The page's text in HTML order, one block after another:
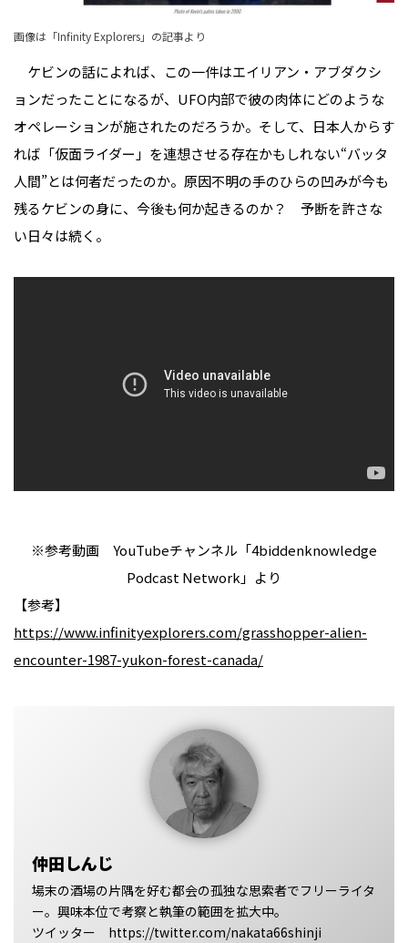
画像は「Infinity Explorers」の記事より
ケビンの話によれば、この一件はエイリアン・アブダクシ
ョンだったことになるが、UFO内部で彼の肉体にどのような
オペレーションが施されたのだろうか。そして、日本人からす
れば「仮面ライダー」を連想させる存在かもしれない“バッタ
人間”とは何者だったのか。原因不明の手のひらの凹みが今も
残るケビンの身に、今後も何か起きるのか？ 予断を許さな
い日々は続く。
※参考動画 YouTubeチャンネル「4biddenknowledge
Podcast Network」より
【参考】
https://www.infinityexplorers.com/grasshopper-alien-
encounter-1987-yukon-forest-canada/
仲田しんじ
場末の酒場の片隅を好む都会の孤独な思索者でフリーライタ
ー。興味本位で考察と執筆の範囲を拡大中。
ツイッター https://twitter.com/nakata66shinji